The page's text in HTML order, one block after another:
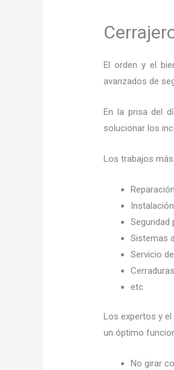
El orden y el
avanzados de
En la prisa del
solucionar los
Los trabajos
Seguridad
Sistemas
Servicio
etc
Los expertos y el
un óptimo
No girar